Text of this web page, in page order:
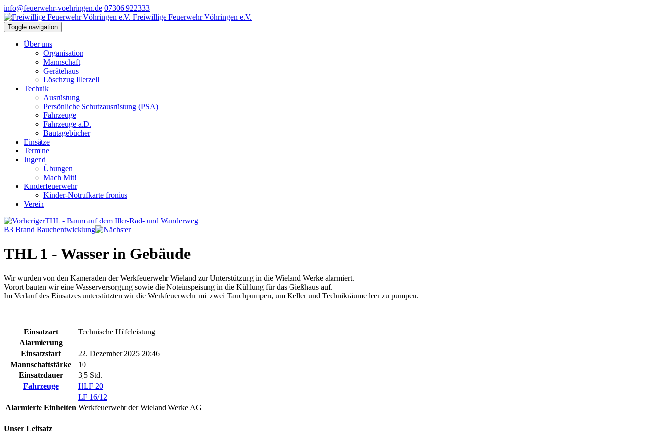
info@feuerwehr-voehringen.de 07306 922333
Freiwillige Feuerwehr Vöhringen e.V.
Toggle navigation
Über uns
Organisation
Mannschaft
Gerätehaus
Löschzug Illerzell
Technik
Ausrüstung
Persönliche Schutzausrüstung (PSA)
Fahrzeuge
Fahrzeuge a.D.
Bautagebücher
Einsätze
Termine
Jugend
Übungen
Mach Mit!
Kinderfeuerwehr
Kinder-Notrufkarte fronius
Verein
THL - Baum auf dem Iller-Rad- und Wanderweg
B3 Brand Rauchentwicklung
THL 1 - Wasser in Gebäude
Wir wurden von den Kameraden der Werkfeuerwehr Wieland zur Unterstützung in die Wieland Werke alarmiert.
Vorort bauten wir eine Wasserversorgung sowie die Noteinspeisung in die Kühlung für das Gießhaus auf.
Im Verlauf des Einsatzes unterstützten wir die Werkfeuerwehr mit zwei Tauchpumpen, um Keller und Technikräume leer zu pumpen.
Einsatzart
Technische Hilfeleistung
Alarmierung
Einsatzstart
22. Dezember 2025 20:46
Mannschaftstärke
10
Einsatzdauer
3,5 Std.
Fahrzeuge
HLF 20
LF 16/12
Alarmierte Einheiten Werkfeuerwehr der Wieland Werke AG
Unser Leitsatz